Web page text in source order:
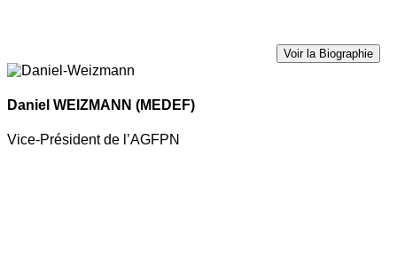
Voir la Biographie
Daniel WEIZMANN (MEDEF)
Vice-Président de l’AGFPN